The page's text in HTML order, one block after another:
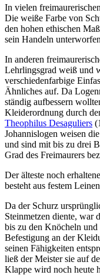
In vielen
Die weiße Farbe von
den hohen ethischen
sein Handeln
In anderen
Lehrlingsgrad weiß und
verschiedenfarbige
Ähnliches auf. Da
ständig aufbessern
Kleiderordnung durch
Theophilus Desaguliers
Johannislogen weisen
und sind mit bis zu drei
Grad des Freimaurers
Der älteste noch
besteht aus festem
Da der Schurz
Steinmetzen diente, war
bis zu den Knöcheln
Befestigung an der
seinen Fähigkeiten
ließ der Meister sie auf
Klappe wird noch heute